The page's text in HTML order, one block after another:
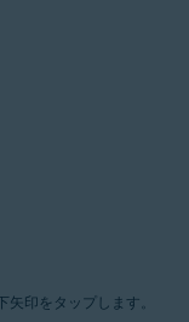
印をタップします。